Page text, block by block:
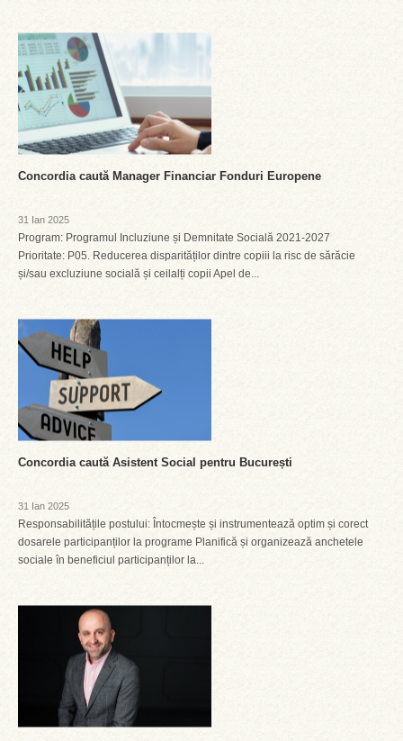
Concordia caută Manager Financiar Fonduri Europene
31 Ian 2025
Program: Programul Incluziune și Demnitate Socială 2021-2027
Prioritate: P05. Reducerea disparităților dintre copiii la risc de sărăcie
și/sau excluziune socială și ceilalți copii Apel de...
Concordia caută Asistent Social pentru București
31 Ian 2025
Responsabilitățile postului: Întocmește și instrumentează optim și corect
dosarele participanților la programe Planifică și organizează anchetele
sociale în beneficiul participanților la...